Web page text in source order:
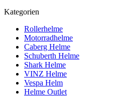
Kategorien
Rollerhelme
Motorradhelme
Caberg Helme
Schuberth Helme
Shark Helme
VINZ Helme
Vespa Helm
Helme Outlet